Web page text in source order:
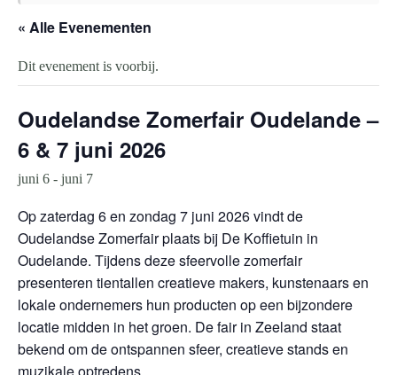
« Alle Evenementen
Dit evenement is voorbij.
Oudelandse Zomerfair Oudelande –
6 & 7 juni 2026
juni 6 - juni 7
Op zaterdag 6 en zondag 7 juni 2026 vindt de
Oudelandse Zomerfair plaats bij De Koffietuin in
Oudelande. Tijdens deze sfeervolle zomerfair
presenteren tientallen creatieve makers, kunstenaars en
lokale ondernemers hun producten op een bijzondere
locatie midden in het groen. De fair in Zeeland staat
bekend om de ontspannen sfeer, creatieve stands en